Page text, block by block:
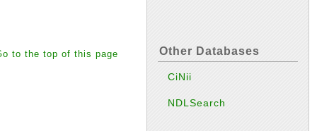
to the top of this page Other Databases
CiNii
NDLSearch